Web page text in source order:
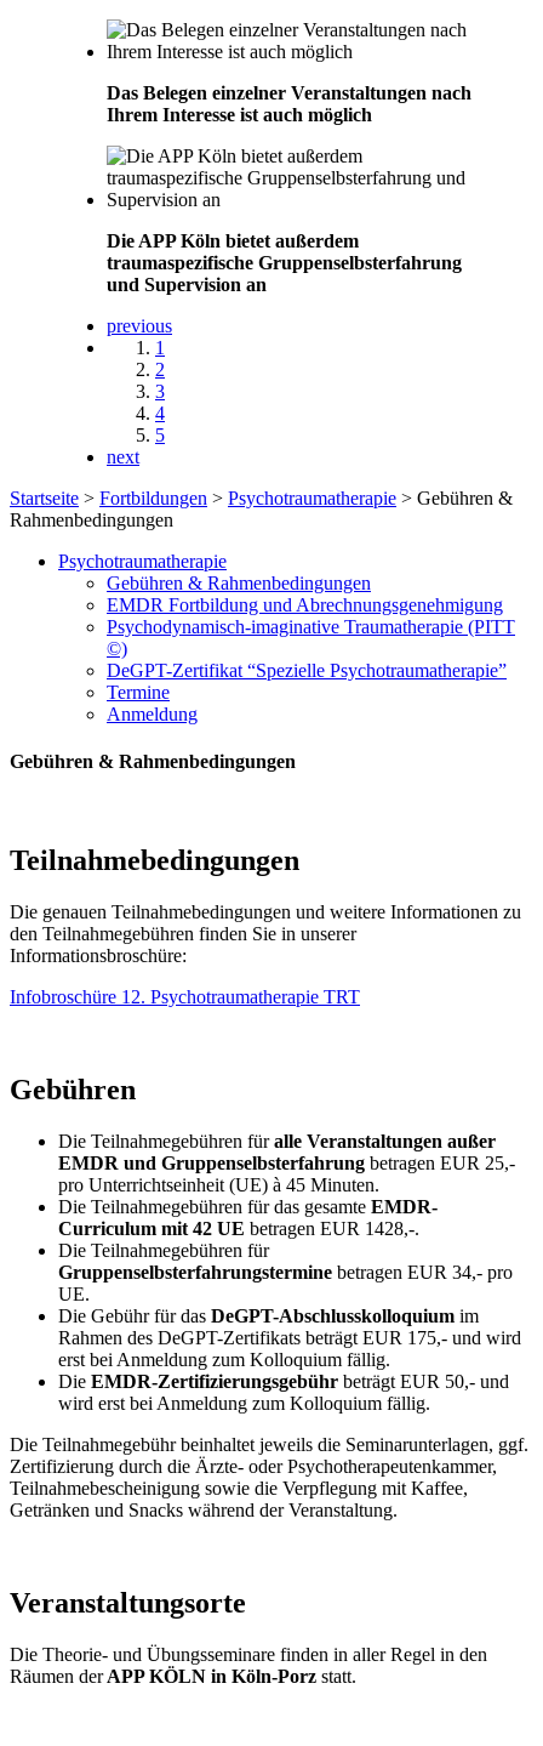
Das Belegen einzelner Veranstaltungen nach
Ihrem Interesse ist auch möglich
Die APP Köln bietet außerdem
traumaspezifische Gruppenselbsterfahrung
und Supervision an
previous
1
2
3
4
5
next
Startseite > Fortbildungen > Psychotraumatherapie > Gebühren &
Rahmenbedingungen
Psychotraumatherapie
Gebühren & Rahmenbedingungen
EMDR Fortbildung und Abrechnungsgenehmigung
Psychodynamisch-imaginative Traumatherapie (PITT
©)
DeGPT-Zertifikat “Spezielle Psychotraumatherapie”
Termine
Anmeldung
Gebühren & Rahmenbedingungen
Teilnahmebedingungen
Die genauen Teilnahmebedingungen und weitere Informationen zu
den Teilnahmegebühren finden Sie in unserer
Informationsbroschüre:
Infobroschüre 12. Psychotraumatherapie TRT
Gebühren
Die Teilnahmegebühren füralle Veranstaltungen außer
EMDR und Gruppenselbsterfahrung betragen EUR 25,-
pro Unterrichtseinheit (UE) à 45 Minuten.
Die Teilnahmegebühren für das gesamte EMDR-
Curriculum mit 42 UE betragen EUR 1428,-.
Die Teilnahmegebühren für
Gruppenselbsterfahrungstermine betragen EUR 34,- pro
UE.
Die Gebühr für das DeGPT-Abschlusskolloquium im
Rahmen des DeGPT-Zertifikats beträgt EUR 175,- und wird
erst bei Anmeldung zum Kolloquium fällig.
Die EMDR-Zertifizierungsgebühr beträgt EUR 50,- und
wird erst bei Anmeldung zum Kolloquium fällig.
Die Teilnahmegebühr beinhaltet jeweils die Seminarunterlagen, ggf.
Zertifizierung durch die Ärzte- oder Psychotherapeutenkammer,
Teilnahmebescheinigung sowie die Verpflegung mit Kaffee,
Getränken und Snacks während der Veranstaltung.
Veranstaltungsorte
Die Theorie- und Übungsseminare finden in aller Regel in den
Räumen derAPP KÖLN in Köln-Porz statt.